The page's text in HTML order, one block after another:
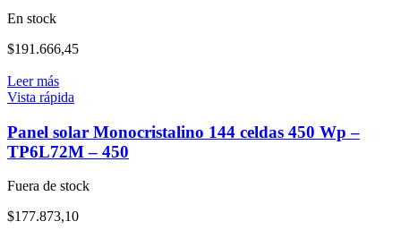
En stock
$191.666,45
Leer más
Vista rápida
Panel solar Monocristalino 144 celdas 450 Wp –
TP6L72M – 450
Fuera de stock
$177.873,10